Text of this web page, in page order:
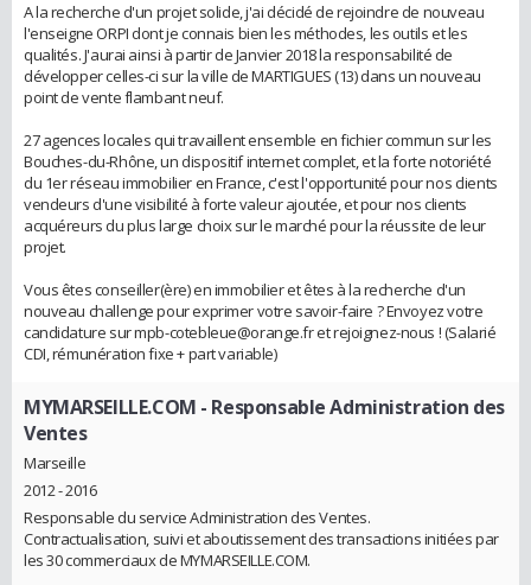
A la recherche d'un projet solide, j'ai décidé de rejoindre de nouveau
l'enseigne ORPI dont je connais bien les méthodes, les outils et les
qualités. J'aurai ainsi à partir de Janvier 2018 la responsabilité de
développer celles-ci sur la ville de MARTIGUES (13) dans un nouveau
point de vente flambant neuf.
27 agences locales qui travaillent ensemble en fichier commun sur les
Bouches-du-Rhône, un dispositif internet complet, et la forte notoriété
du 1er réseau immobilier en France, c'est l'opportunité pour nos clients
vendeurs d'une visibilité à forte valeur ajoutée, et pour nos clients
acquéreurs du plus large choix sur le marché pour la réussite de leur
projet.
Vous êtes conseiller(ère) en immobilier et êtes à la recherche d'un
nouveau challenge pour exprimer votre savoir-faire ? Envoyez votre
candidature sur mpb-cotebleue@orange.fr et rejoignez-nous ! (Salarié
CDI, rémunération fixe + part variable)
MYMARSEILLE.COM - Responsable Administration des
Ventes
Marseille
2012 - 2016
Responsable du service Administration des Ventes.
Contractualisation, suivi et aboutissement des transactions initiées par
les 30 commerciaux de MYMARSEILLE.COM.